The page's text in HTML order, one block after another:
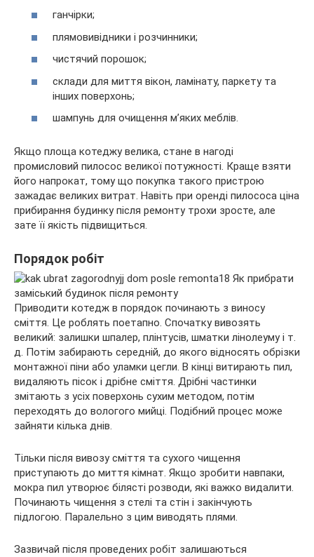
ганчірки;
плямовивідники і розчинники;
чистячий порошок;
склади для миття вікон, ламінату, паркету та
інших поверхонь;
шампунь для очищення м’яких меблів.
Якщо площа котеджу велика, стане в нагоді
промисловий пилосос великої потужності. Краще взяти
його напрокат, тому що покупка такого пристрою
зажадає великих витрат. Навіть при оренді пилососа ціна
прибирання будинку після ремонту трохи зросте, але
зате її якість підвищиться.
Порядок робіт
Приводити котедж в порядок починають з виносу
сміття. Це роблять поетапно. Спочатку вивозять
великий: залишки шпалер, плінтусів, шматки лінолеуму і т.
д. Потім забирають середній, до якого відносять обрізки
монтажної піни або уламки цегли. В кінці витирають пил,
видаляють пісок і дрібне сміття. Дрібні частинки
змітають з усіх поверхонь сухим методом, потім
переходять до вологого мийці. Подібний процес може
зайняти кілька днів.
Тільки після вивозу сміття та сухого чищення
приступають до миття кімнат. Якщо зробити навпаки,
мокра пил утворює білясті розводи, які важко видалити.
Починають чищення з стелі та стін і закінчують
підлогою. Паралельно з цим виводять плями.
Зазвичай після проведених робіт залишаються